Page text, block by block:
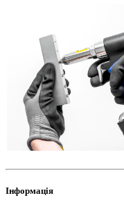
Інформація